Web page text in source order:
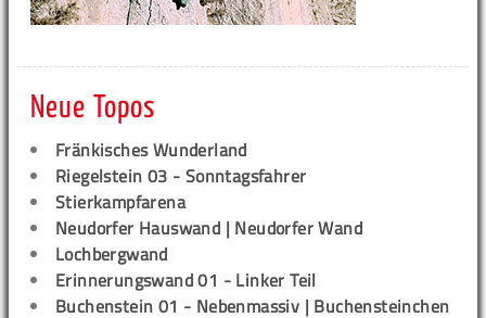
Neue Topos
Fränkisches Wunderland
Riegelstein 03 - Sonntagsfahrer
Stierkampfarena
Neudorfer Hauswand | Neudorfer Wand
Lochbergwand
Erinnerungswand 01 - Linker Teil
Buchenstein 01 - Nebenmassiv | Buchensteinchen